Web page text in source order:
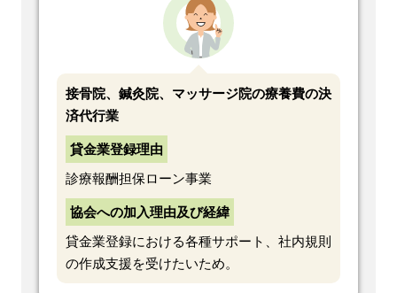
接骨院、鍼灸院、マッサージ院の療養費の決
済代行業
貸金業登録理由
診療報酬担保ローン事業
協会への加入理由及び経緯
貸金業登録における各種サポート、社内規則
の作成支援を受けたいため。